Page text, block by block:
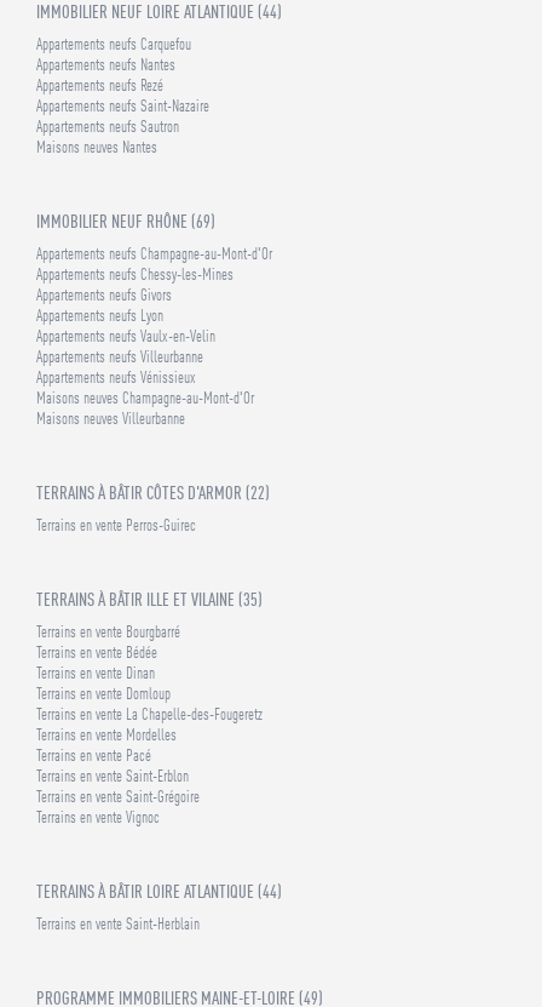
IMMOBILIER NEUF LOIRE ATLANTIQUE (44)
Appartements neufs Carquefou
Appartements neufs Nantes
Appartements neufs Rezé
Appartements neufs Saint-Nazaire
Appartements neufs Sautron
Maisons neuves Nantes
IMMOBILIER NEUF RHÔNE (69)
Appartements neufs Champagne-au-Mont-d'Or
Appartements neufs Chessy-les-Mines
Appartements neufs Givors
Appartements neufs Lyon
Appartements neufs Vaulx-en-Velin
Appartements neufs Villeurbanne
Appartements neufs Vénissieux
Maisons neuves Champagne-au-Mont-d'Or
Maisons neuves Villeurbanne
TERRAINS À BÂTIR CÔTES D'ARMOR (22)
Terrains en vente Perros-Guirec
TERRAINS À BÂTIR ILLE ET VILAINE (35)
Terrains en vente Bourgbarré
Terrains en vente Bédée
Terrains en vente Dinan
Terrains en vente Domloup
Terrains en vente La Chapelle-des-Fougeretz
Terrains en vente Mordelles
Terrains en vente Pacé
Terrains en vente Saint-Erblon
Terrains en vente Saint-Grégoire
Terrains en vente Vignoc
TERRAINS À BÂTIR LOIRE ATLANTIQUE (44)
Terrains en vente Saint-Herblain
PROGRAMME IMMOBILIERS MAINE-ET-LOIRE (49)